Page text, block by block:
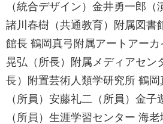
（統合デザイン）金井勇一郎（
諸川春樹（共通教育）附属図書
館長 鶴岡真弓附属アートアーカ
晃弘（所長）附属メディアセン
長）附置芸術人類学研究所 鶴
（所員）安藤礼二（所員）金子
（所員）生涯学習センター 海